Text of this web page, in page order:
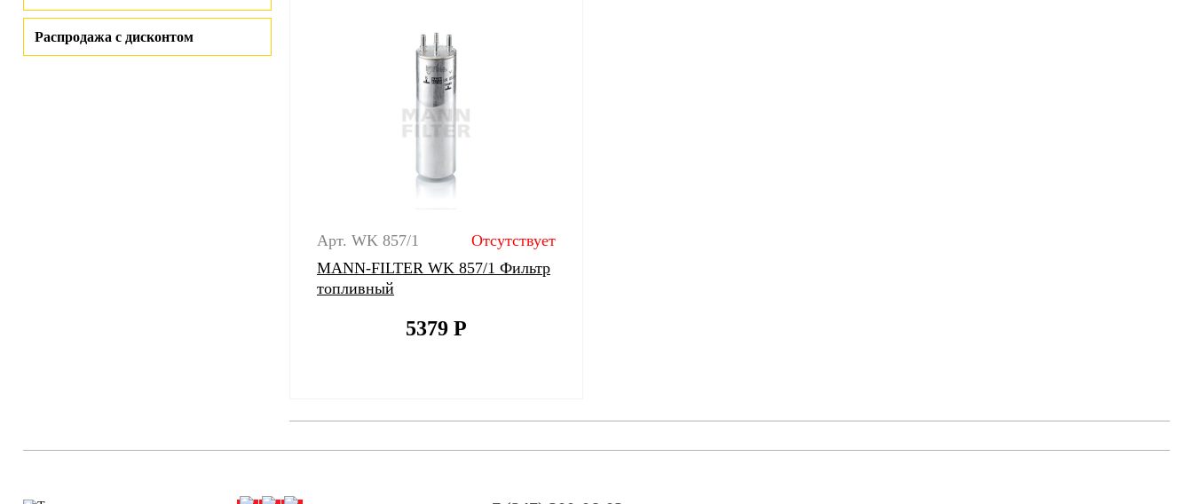
Распродажа с дисконтом
Арт. WK 857/1
Отсутствует
MANN-FILTER WK 857/1 Фильтр
топливный
5379 Р